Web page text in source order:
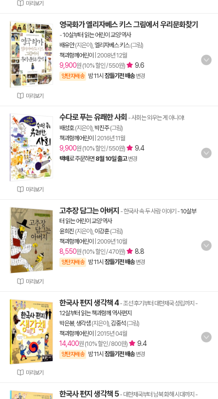
미리보기
미리보기
영국화가 엘리자베스 키스 그림에서 우리문화찾기
-10살부터 읽는 어린이 교양 역사
배유안(지은이), 엘리자베스 키스(그림)
책과함께어린이
2008년 12월
9,900원 (10% 할인 / 550원) 9.6
양탄자배송 밤 11시 잠들기전 배송 변경
미리보기
수다로 푸는 유쾌한 사회 - 사회는 외우는 게 아니야!
배성호(지은이), 박진주(그림)
책과함께어린이
2016년 11월
9,900원 (10% 할인 / 550원) 9.4
택배로 주문하면 8월 10일 출고 변경
미리보기
고추장 담그는 아버지 - 한국사 속 두 사람 이야기 -10살부
터 읽는 어린이 교양 역사
윤희진 (지은이), 이강훈(그림)
책과함께어린이
2009년 10월
8,550원 (10% 할인 / 470원) 8.8
양탄자배송 밤 11시 잠들기전 배송 변경
미리보기
한국사 편지 생각책 4- 조선 후기부터 대한제국 성립까지 -
12살부터 읽는 책과함께 역사편지
박은봉, 생각샘 (지은이), 김중석 (그림)
책과함께어린이
2015년 04월
14,400원 (10% 할인 / 800원) 9.4
양탄자배송 밤 11시 잠들기전 배송 변경
한국사 편지 생각책 5- 대한제국부터 남북 화해 시대까지 -